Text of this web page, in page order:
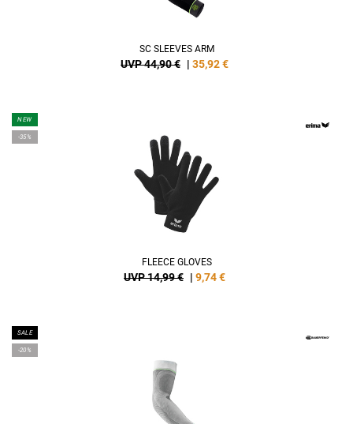
SC SLEEVES ARM
UVP 44,90 € | 35,92€
NEW
-35%
FLEECE GLOVES
UVP 14,99 € | 9,74€
SALE
-20%